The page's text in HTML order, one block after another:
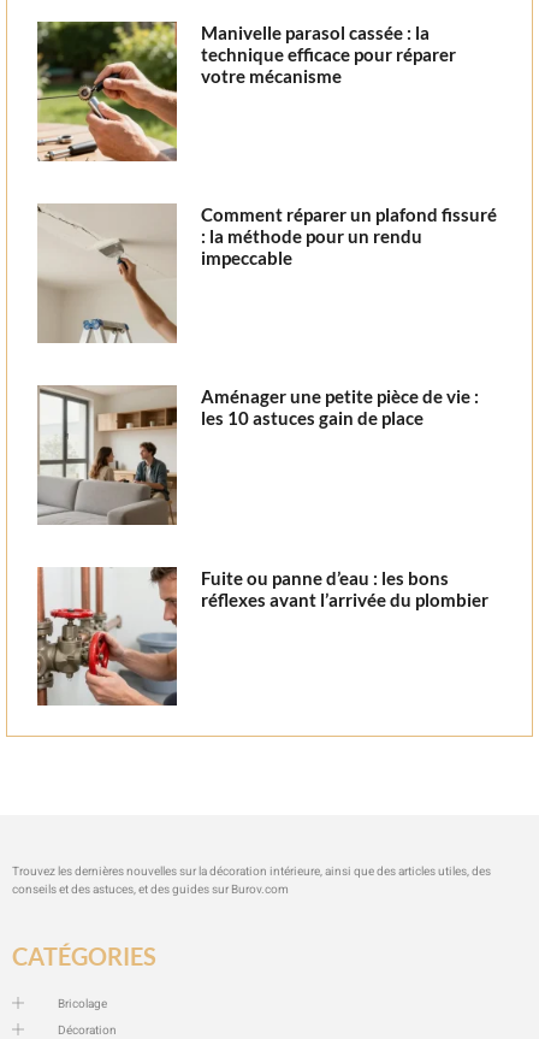
Manivelle parasol cassée : la
technique efficace pour réparer
votre mécanisme
Comment réparer un plafond fissuré
: la méthode pour un rendu
impeccable
Aménager une petite pièce de vie :
les 10 astuces gain de place
Fuite ou panne d’eau : les bons
réflexes avant l’arrivée du plombier
Trouvez les dernières nouvelles sur la décoration intérieure, ainsi que des articles utiles, des
conseils et des astuces, et des guides sur Burov.com
CATÉGORIES
Bricolage
Décoration